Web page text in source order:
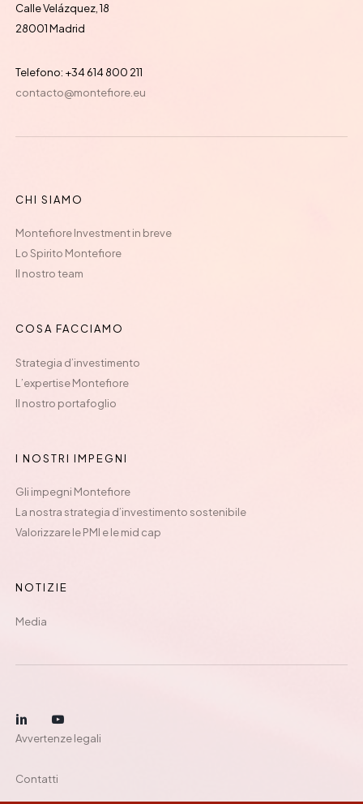
Calle Velázquez, 18
28001 Madrid
Telefono: +34 614 800 211
contacto@montefiore.eu
CHI SIAMO
Montefiore Investment in breve
Lo Spirito Montefiore
Il nostro team
COSA FACCIAMO
Strategia d’investimento
L’expertise Montefiore
Il nostro portafoglio
I NOSTRI IMPEGNI
Gli impegni Montefiore
La nostra strategia d’investimento sostenibile
Valorizzare le PMI e le mid cap
NOTIZIE
Media
Contatti
Avvertenze legali